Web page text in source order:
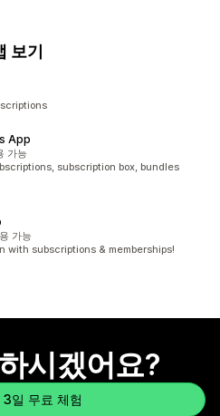
보기
App
가능
subscription box, bundles
가능
with subscriptions & memberships!
시겠어요?
일 무료 체험